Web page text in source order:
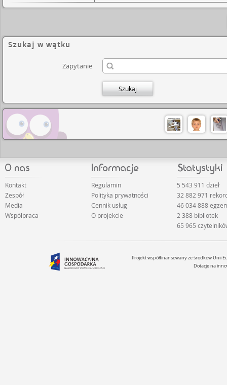
Szukaj w wątku
Zapytanie
Szukaj
Kontakt
Zespół
Media
Współpraca
Regulamin
Polityka prywatności
Cennik usług
O projekcie
5 543 911 dzieł
32 882 971
46 034 888
2 388 bibliotek
65 965
Projekt współfinansowany ze środków Unii
Dotacje na